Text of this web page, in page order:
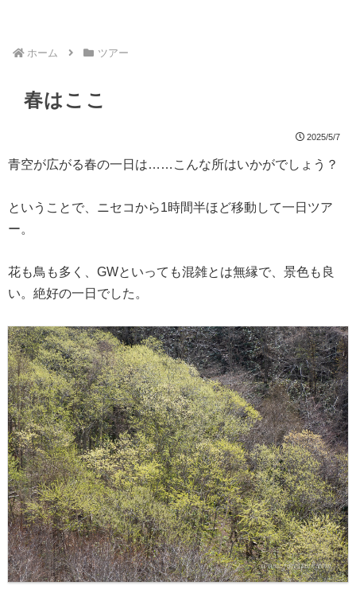
ホーム ツアー
春はここ
2025/5/7
青空が広がる春の一日は……こんな所はいかがでしょう？
ということで、ニセコから1時間半ほど移動して一日ツア
ー。
花も鳥も多く、GWといっても混雑とは無縁で、景色も良
い。絶好の一日でした。